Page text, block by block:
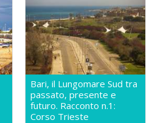
Bari, il Lungomare Sud tra
passato, presente e
futuro. Racconto n.1:
Corso Trieste